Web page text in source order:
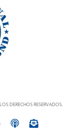
DERECHOS RESERVADOS.